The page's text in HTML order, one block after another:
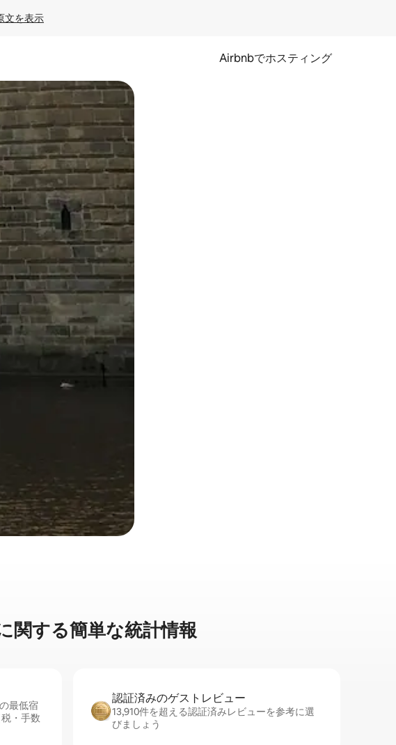
文を表示
Airbnbでホスティング
を確認することができます。
関⁠す⁠る簡⁠単⁠な統⁠計⁠情⁠報
最低宿
・手数
認証済みのゲ⁠ス⁠ト⁠レ⁠ビ⁠ュ⁠ー
13,910件を超える認証済みレビューを参考に選
びましょう